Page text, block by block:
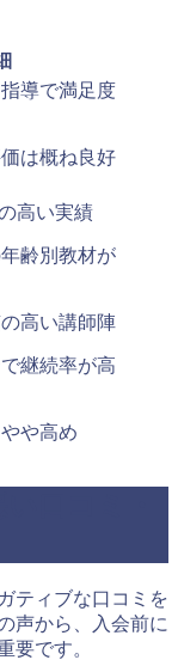
導で満足度
は概ね良好
高い実績
齢別教材が
高い講師陣
継続率が高
や高め
ティブな口コミを
声から、入会前に
要です。